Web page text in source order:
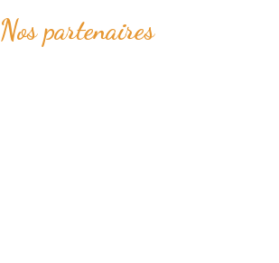
Nos partenaires